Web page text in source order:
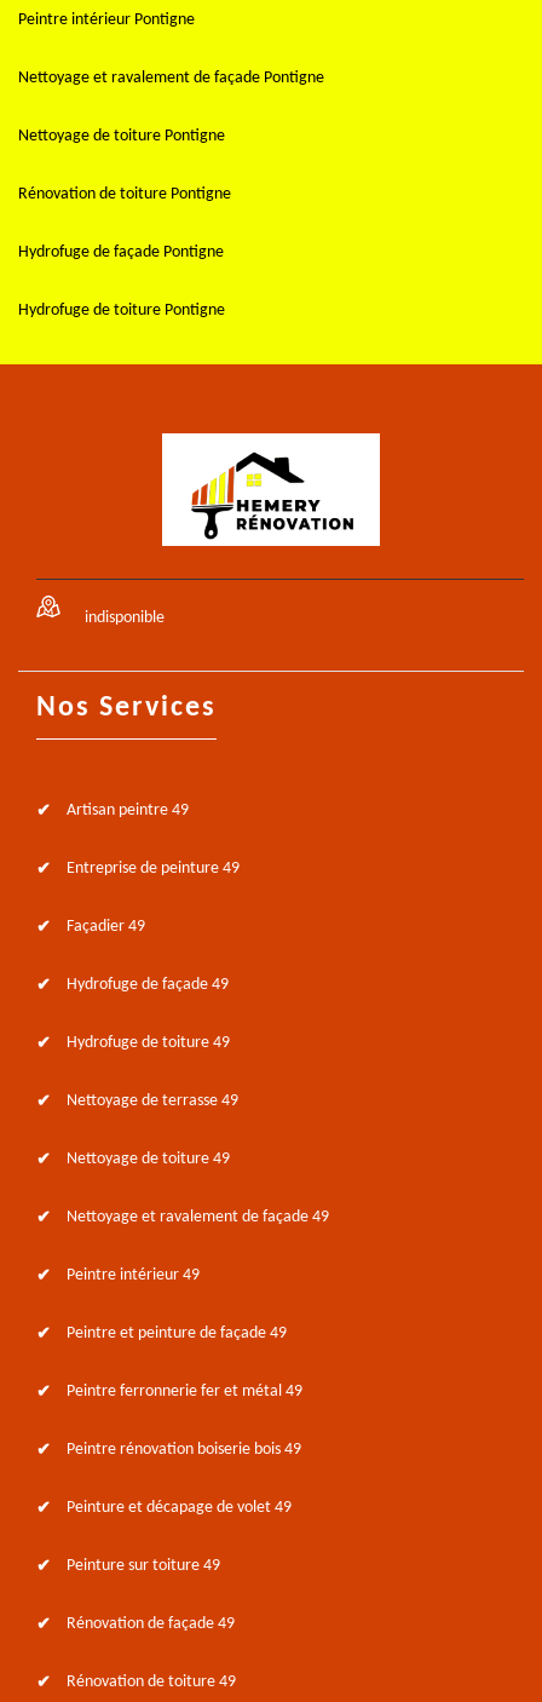
Peintre intérieur Pontigne
Nettoyage et ravalement de façade Pontigne
Nettoyage de toiture Pontigne
Rénovation de toiture Pontigne
Hydrofuge de façade Pontigne
Hydrofuge de toiture Pontigne
indisponible
Nos Services
Artisan peintre 49
Entreprise de peinture 49
Façadier 49
Hydrofuge de façade 49
Hydrofuge de toiture 49
Nettoyage de terrasse 49
Nettoyage de toiture 49
Nettoyage et ravalement de façade 49
Peintre intérieur 49
Peintre et peinture de façade 49
Peintre ferronnerie fer et métal 49
Peintre rénovation boiserie bois 49
Peinture et décapage de volet 49
Peinture sur toiture 49
Rénovation de façade 49
Rénovation de toiture 49